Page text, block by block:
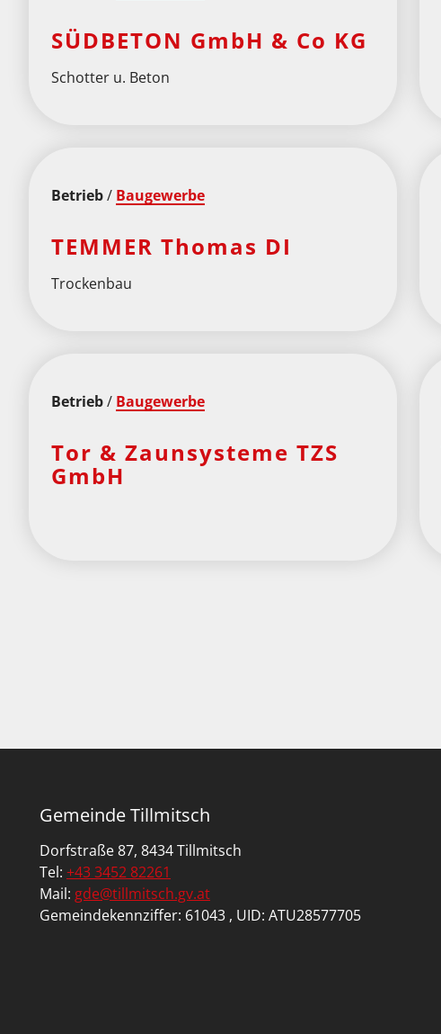
SÜDBETON GmbH & Co KG
Schotter u. Beton
Betrieb/ Baugewerbe
TEMMER Thomas DI
Trockenbau
Betrieb/ Baugewerbe
Tor & Zaunsysteme TZS
GmbH
n
n
u
m
Gemeinde Tillmitsch
Dorfstraße 87, 8434 Tillmitsch
Tel: +43 3452 82261
Mail: gde@tillmitsch.gv.at
Gemeindekennziffer: 61043 , UID: ATU28577705